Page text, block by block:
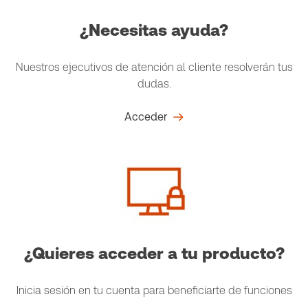
¿Necesitas ayuda?
Nuestros ejecutivos de atención al cliente resolverán tus
dudas.
Acceder
¿Quieres acceder a tu producto?
Inicia sesión en tu cuenta para beneficiarte de funciones